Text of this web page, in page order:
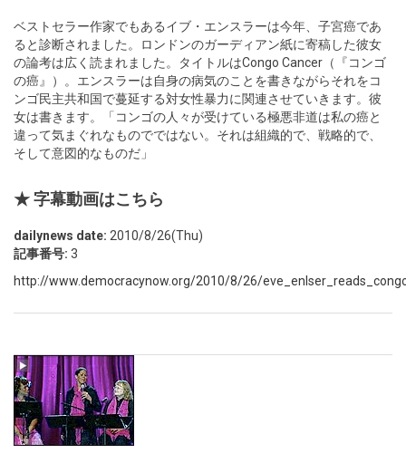
ベストセラー作家でもあるイブ・エンスラーは今年、子宮癌であ
ると診断されました。ロンドンのガーディアン紙に寄稿した彼女
の論考は広く読まれました。タイトルはCongo Cancer（『コンゴ
の癌』）。エンスラーは自身の病気のことを書きながらそれをコ
ンゴ民主共和国で蔓延する対女性暴力に関連させていきます。彼
女は書きます。「コンゴの人々が受けている極悪非道は私の癌と
違って気まぐれなものでではない。それは組織的で、戦略的で、
そして意図的なものだ」
★ 字幕動画はこちら
dailynews date: 2010/8/26(Thu)
記事番号: 3
http://www.democracynow.org/2010/8/26/